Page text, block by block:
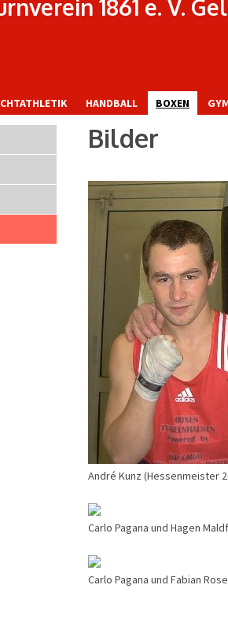
1861 e. V.
HANDBALL BOXEN
Bilder
André Kunz (Hessenmeister
Carlo Pagana und Hagen
Carlo Pagana und Fabian